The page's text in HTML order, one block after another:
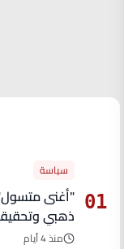
01
سياسة
ذهبي
منذ 4 أيام